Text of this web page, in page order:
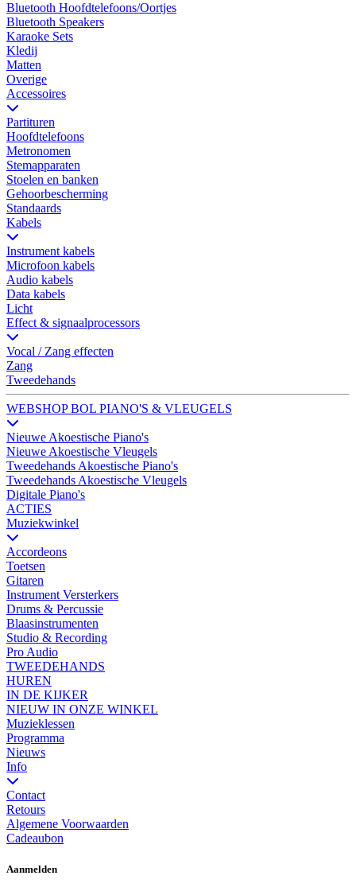
Bluetooth Hoofdtelefoons/Oortjes
Bluetooth Speakers
Karaoke Sets
Kledij
Matten
Overige
Accessoires
Partituren
Hoofdtelefoons
Metronomen
Stemapparaten
Stoelen en banken
Gehoorbescherming
Standaards
Kabels
Instrument kabels
Microfoon kabels
Audio kabels
Data kabels
Licht
Effect & signaalprocessors
Vocal / Zang effecten
Zang
Tweedehands
WEBSHOP BOL PIANO'S & VLEUGELS
Nieuwe Akoestische Piano's
Nieuwe Akoestische Vleugels
Tweedehands Akoestische Piano's
Tweedehands Akoestische Vleugels
Digitale Piano's
ACTIES
Muziekwinkel
Accordeons
Toetsen
Gitaren
Instrument Versterkers
Drums & Percussie
Blaasinstrumenten
Studio & Recording
Pro Audio
TWEEDEHANDS
HUREN
IN DE KIJKER
NIEUW IN ONZE WINKEL
Muzieklessen
Programma
Nieuws
Info
Contact
Retours
Algemene Voorwaarden
Cadeaubon
Aanmelden